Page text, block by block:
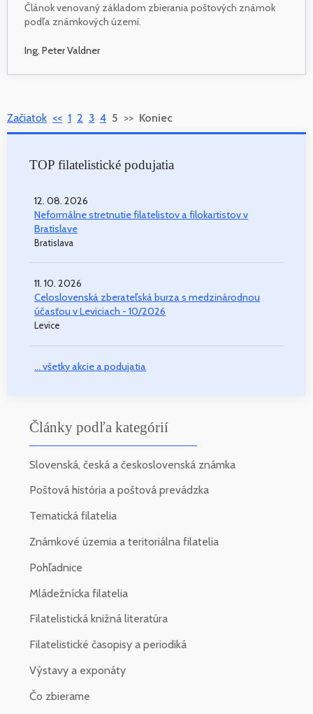
Článok venovaný základom zbierania poštových známok
podľa známkových území.
Ing. Peter Valdner
Začiatok << 1 2 3 4 5 >> Koniec
TOP filatelistické podujatia
12. 08. 2026
Neformálne stretnutie filatelistov a filokartistov v
Bratislave
Bratislava
11. 10. 2026
Celoslovenská zberateľská burza s medzinárodnou
účasťou v Leviciach - 10/2026
Levice
... všetky akcie a podujatia
Články podľa kategórií
Slovenská, česká a československá známka
Poštová história a poštová prevádzka
Tematická filatelia
Známkové územia a teritoriálna filatelia
Pohľadnice
Mládežnícka filatelia
Filatelistická knižná literatúra
Filatelistické časopisy a periodiká
Výstavy a exponáty
Čo zbierame